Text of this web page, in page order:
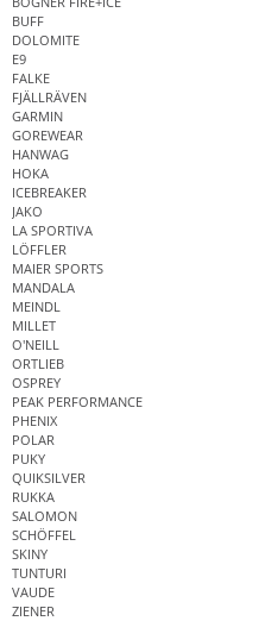
BUFF
DOLOMITE
E9
FALKE
FJÄLLRÄVEN
GARMIN
GOREWEAR
HANWAG
HOKA
ICEBREAKER
JAKO
LA SPORTIVA
LÖFFLER
MAIER SPORTS
MANDALA
MEINDL
MILLET
O'NEILL
ORTLIEB
OSPREY
PEAK PERFORMANCE
PHENIX
POLAR
PUKY
QUIKSILVER
RUKKA
SALOMON
SCHÖFFEL
SKINY
TUNTURI
VAUDE
ZIENER